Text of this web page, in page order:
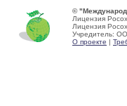
©
Лицензия
Лицензия
Учредитель:
О проекте |